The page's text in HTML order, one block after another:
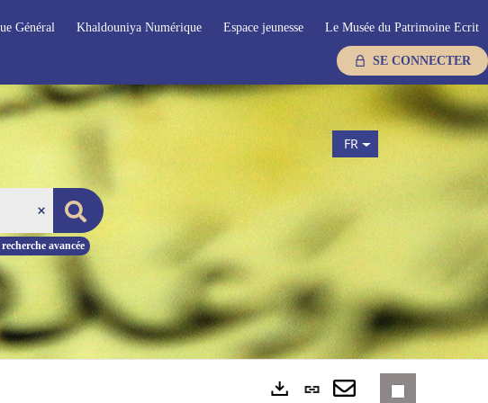
Général Khaldouniya Numérique Espace jeunesse Le Musée du Patrimoine Ecrit
SE CONNECTER
recherche avancée
FR
Lien